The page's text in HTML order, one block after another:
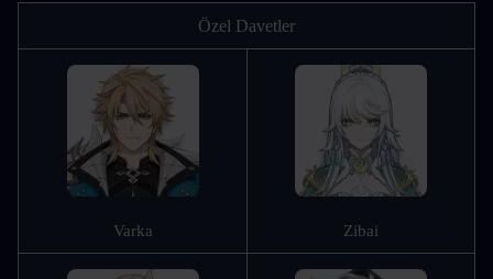
Özel Davetler
Varka Zibai